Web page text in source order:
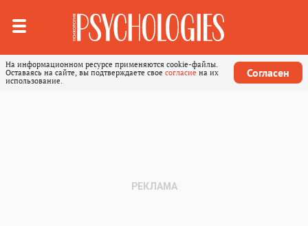
На информационном ресурсе применяются cookie-файлы.
Оставаясь на сайте, вы подтверждаете свое согласие на их
использование.
Согласен